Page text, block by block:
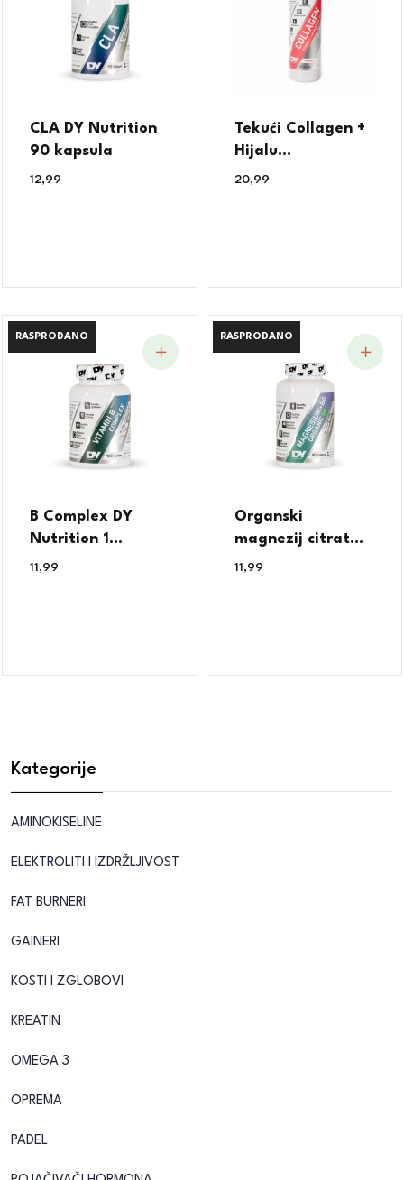
CLA DY Nutrition
90 kapsula
12,99
Tekući Collagen +
Hijalu...
20,99
RASPRODANO
RASPRODANO
B Complex DY
Nutrition 1...
11,99
RASPRODANO
RASPRODANO
Organski
magnezij citrat...
11,99
Kategorije
AMINOKISELINE
ELEKTROLITI I IZDRŽLJIVOST
FAT BURNERI
GAINERI
KOSTI I ZGLOBOVI
KREATIN
OMEGA 3
OPREMA
PADEL